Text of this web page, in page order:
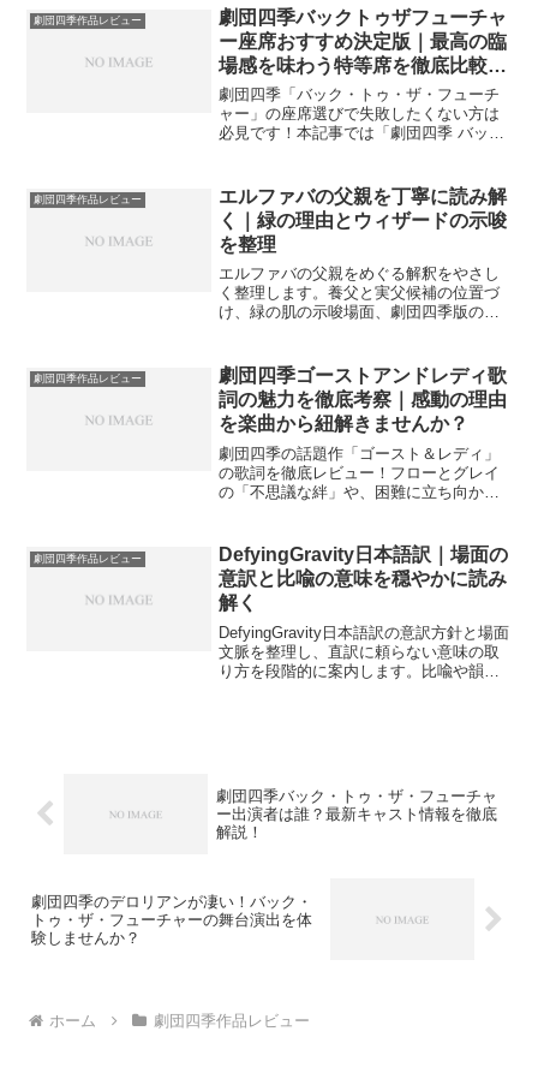
びのコツをまとめました。映画ファンも
納得の圧倒的な没入体験を劇場で味わう
ための準備を整えましょう！
劇団四季作品レビュー
劇団四季バックトゥザフューチャ
ー座席おすすめ決定版｜最高の臨
場感を味わう特等席を徹底比較し
ましょう！
劇団四季「バック・トゥ・ザ・フューチ
ャー」の座席選びで失敗したくない方は
必見です！本記事では「劇団四季 バッ
全エリアの見え方を徹底解説しました。
デロリアンの飛行やLED演出を堪能でき
る最高の1席を選びましょう。
劇団四季作品レビュー
エルファバの父親を丁寧に読み解
く｜緑の理由とウィザードの示唆
を整理
エルファバの父親をめぐる解釈をやさし
く整理します。養父と実父候補の位置づ
け、緑の肌の示唆場面、劇団四季版の受
劇団四季作品レビュー
劇団四季ゴーストアンドレディ歌
詞の魅力を徹底考察｜感動の理由
を楽曲から紐解きませんか？
劇団四季の話題作「ゴースト＆レディ」
の歌詞を徹底レビュー！フローとグレイ
の「不思議な絆」や、困難に立ち向かう
トラックの歌詞カードを読み解くような
感動の体験を記事に凝縮。歌詞を知るこ
とで、観劇をより深く楽しむヒントをお
届けします！
劇団四季作品レビュー
DefyingGravity日本語訳｜場面の
意訳と比喩の意味を穏やかに読み
解く
DefyingGravity日本語訳の意訳方針と場面
文脈を整理し、直訳に頼らない意味の取
り方を段階的に案内します。比喩や韻の
劇団四季バック・トゥ・ザ・フューチャ
ー出演者は誰？最新キャスト情報を徹底
解説！
劇団四季のデロリアンが凄い！バック・
トゥ・ザ・フューチャーの舞台演出を体
験しませんか？
ホーム 劇団四季作品レビュー